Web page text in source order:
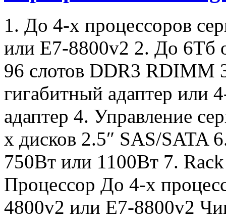
1. До 4-х процессоров
или E7-8800v2 2. До 6Тб
96 слотов DDR3 RDIMM
гигабитный адаптер или
адаптер 4. Управление
х дисков 2.5″ SAS/SATA
750Вт или 1100Вт 7.
Процессор До 4-х
4800v2 или E7-8800v2